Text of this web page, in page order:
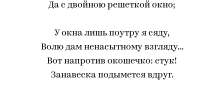
Да с двойною решеткой окно;
У окна лишь поутру я сяду,
Волю дам ненасытному взгляду...
Вот напротив окошечко: стук!
Занавеска подымется вдруг.